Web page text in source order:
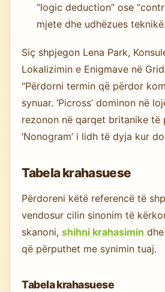
“logic deduction” ose
mjete dhe udhëzues teknikë.
Siç shpjegon Lena Park,
Lokalizimin e Enigmave në
“Përdorni termin që përdor
synuar. ‘Picross’ dominon në
rezonon në qarqet britanike të
‘Nonogram’ i lidh të dyja kur
Tabela krahasuese
Përdoreni këtë referencë të
vendosur cilin sinonim të
skanoni,shihni krahasimin
që përputhet me synimin tuaj.
Tabela krahasuese